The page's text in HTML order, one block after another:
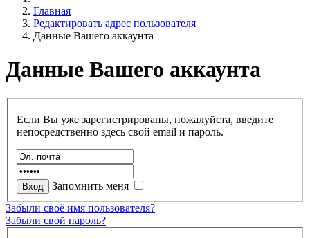
Главная
Редактировать адрес пользователя
Данные Вашего аккаунта
Данные Вашего аккаунта
Если Вы уже зарегистрированы, пожалуйста, введите
непосредственно здесь свой email и пароль.
Запомнить меня
Забыли своё имя пользователя?
Забыли свой пароль?